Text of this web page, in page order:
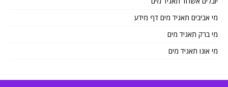
מי אביבים תאגיד מים דף מידע
מי ברק תאגיד מים
מי אונו תאגיד מים